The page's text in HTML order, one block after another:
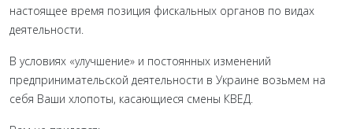
настоящее время позиция фискальных органов по видах
деятельности.
В условиях «улучшение» и постоянных изменений
предпринимательской деятельности в Украине возьмем на
себя Ваши хлопоты, касающиеся смены КВЕД.